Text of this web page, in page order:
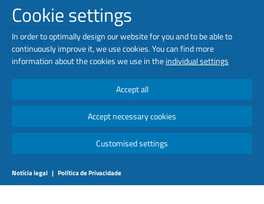
RESET ENVIAR
Cookie settings
In order to optimally design our website for you and to be able to
continuously improve it, we use cookies. You can find more
information about the cookies we use in theindividual settings
Accept all
Accept necessary cookies
Notícia legal | Política de Privacidade
Customised settings